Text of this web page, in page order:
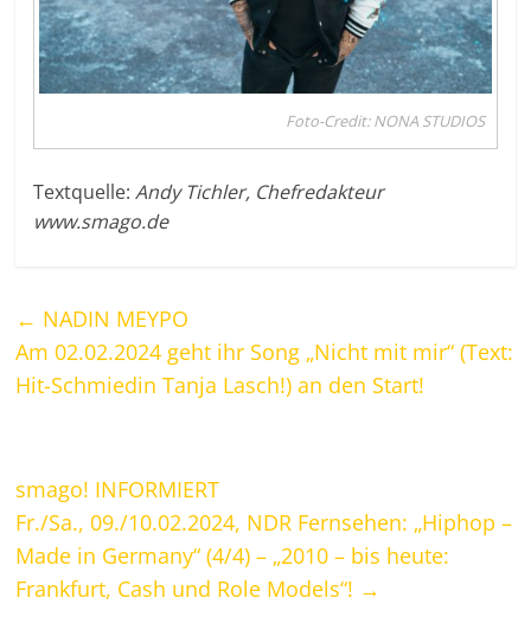
Foto-Credit: NONA STUDIOS
Textquelle:Andy Tichler, Chefredakteur
www.smago.de
← NADIN MEYPO
Am 02.02.2024 geht ihr Song „Nicht mit mir“ (Text:
Hit-Schmiedin Tanja Lasch!) an den Start!
smago! INFORMIERT
Fr./Sa., 09./10.02.2024, NDR Fernsehen: „Hiphop –
Made in Germany“ (4/4) – „2010 – bis heute:
Frankfurt, Cash und Role Models“! →